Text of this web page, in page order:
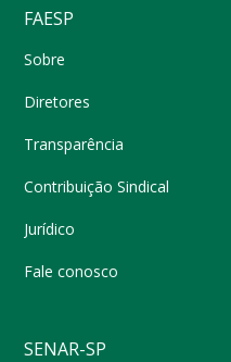
FAESP
Sobre
Diretores
Transparência
Contribuição Sindical
Jurídico
Fale conosco
SENAR-SP